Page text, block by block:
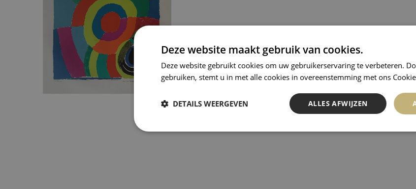
Deze website maakt gebruik van cookies.
Deze website gebruikt cookies om uw gebruikerservaring te verbeteren.
gebruiken, stemt u in met alle cookies in overeenstemming met ons
ALLES AFWIJZEN
DETAILS WEERGEVEN